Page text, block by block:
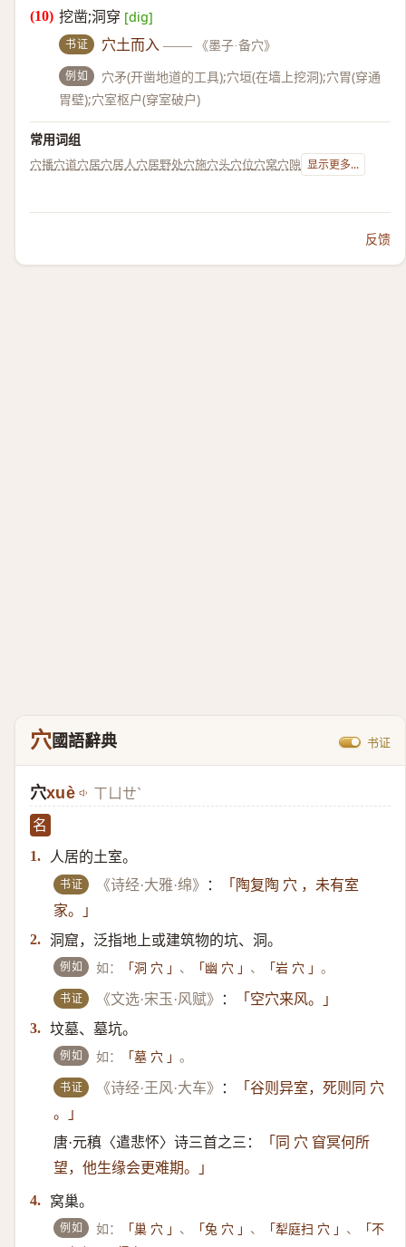
挖凿;洞穿 [dig]
书证 穴土而入 —— 《墨子·备穴》
例如
穴矛(开凿地道的工具);穴垣(在墙上挖洞);穴胃(穿通
胃壁);穴室枢户(穿室破户)
常用词组
穴播穴道穴居穴居人穴居野处穴施穴头穴位穴窝穴隙 显示更多...
反馈
穴國語辭典 书证
穴xuè ㄒㄩㄝˋ
名
1.
人居的土室。
书证 《诗经·大雅·绵》 ：
「陶复陶 穴 ，未有室
家。」
2. 洞窟，泛指地上或建筑物的坑、洞。
例如 如： 「洞 穴 」 、 「幽 穴 」 、 「岩 穴 」。
书证 《文选·宋玉·风赋》 ：
「空穴来风。」
3. 坟墓、墓坑。
例如 如： 「墓 穴 」。
书证 《诗经·王风·大车》 ：
「谷则异室，死则同 穴
。」
唐·元稹〈遣悲怀〉诗三首之三：
「同 穴 窅冥何所
望，他生缘会更难期。」
4. 窝巢。
例如 如： 「巢 穴 」 、 「兔 穴 」 、 「犁庭扫 穴 」 、
「不